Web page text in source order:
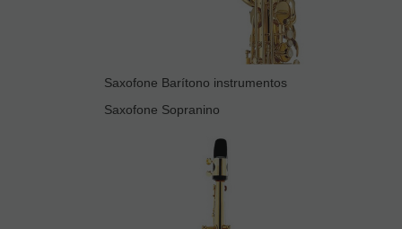
Saxofone Barítono instrumentos
Saxofone Sopranino